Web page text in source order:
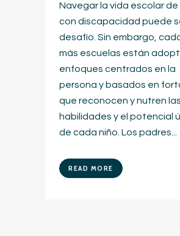
Navegar la vida escolar de
con discapacidad puede
desafío. Sin embargo,
más escuelas están
enfoques centrados en la
persona y basados en
que reconocen y nutren las
habilidades y el potencial
de cada niño. Los padres...
READ MORE